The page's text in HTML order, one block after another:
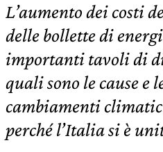
L’aumento dei costi
delle bollette di
importanti tavoli di
quali sono le cause
cambiamenti
perché l’Italia si è